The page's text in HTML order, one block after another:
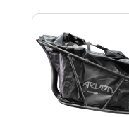
et
KIT
L80